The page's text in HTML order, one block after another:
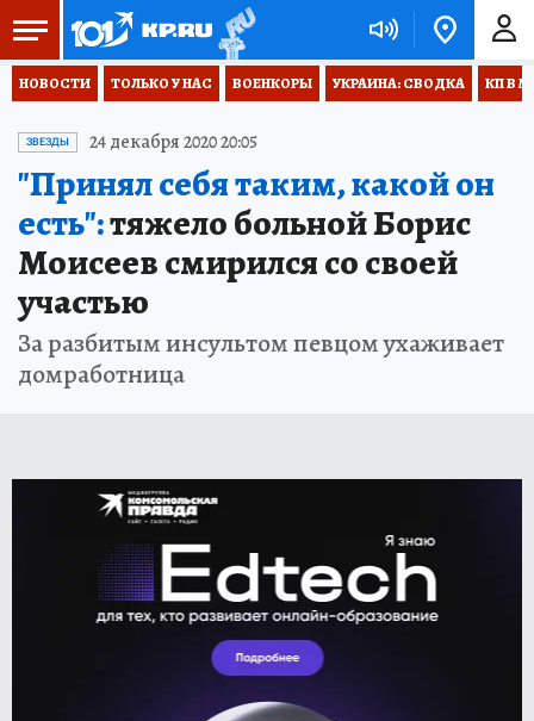
НОВОСТИ ТОЛЬКО У НАС ВОЕНКОРЫ УКРАИНА: СВОДКА КП В
ЗВЕЗДЫ 24 декабря 2020 20:05
"Принял себя таким, какой он
есть":тяжело больной Борис
Моисеев смирился со своей
участью
За разбитым инсультом певцом ухаживает
домработница